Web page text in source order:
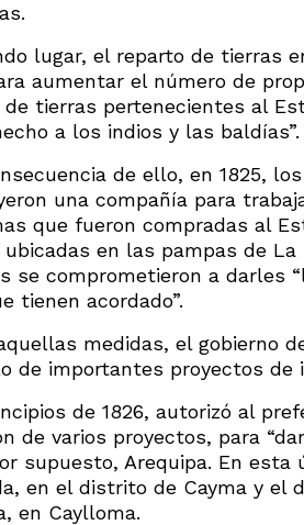
lugar, el reparto de tierras
aumentar el número de
tierras pertenecientes al
a los indios y las baldías”.
de ello, en 1825,
una compañía para
que fueron compradas al
en las pampas de
se comprometieron a darles
tienen acordado”.
medidas, el gobierno
de importantes proyectos de
de 1826, autorizó al
de varios proyectos, para
supuesto, Arequipa. En
en el distrito de Cayma y el
en Caylloma.